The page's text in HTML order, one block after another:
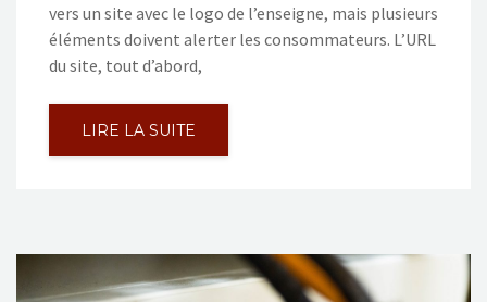
vers un site avec le logo de l’enseigne, mais plusieurs
éléments doivent alerter les consommateurs. L’URL
du site, tout d’abord,
LIRE LA SUITE